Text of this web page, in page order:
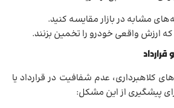
مشابه در بازار مقایسه کنید.
ارزش واقعی خودرو را تخمین بزنند.
کلاهبرداری، عدم شفافیت در قرارداد یا
پیشگیری از این مشکل: